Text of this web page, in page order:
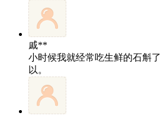
戚**
小时候我就经常吃生鲜的石斛
以。